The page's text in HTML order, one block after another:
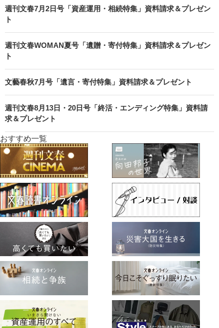
週刊文春7月2日号「資産運用・相続特集」資料請求＆プレゼン
ト
週刊文春WOMAN夏号「遺贈・寄付特集」資料請求＆プレゼン
ト
文藝春秋7月号「遺言・寄付特集」資料請求＆プレゼント
週刊文春8月13日・20日号「終活・エンディング特集」資料請
求＆プレゼント
おすすめ一覧